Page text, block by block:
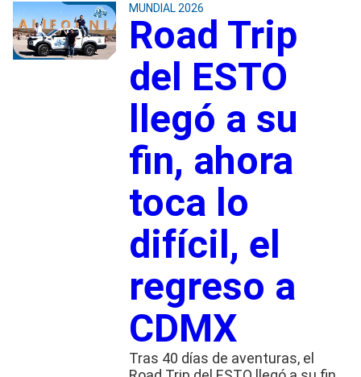
MUNDIAL 2026
Road Trip
del ESTO
llegó a su
fin, ahora
toca lo
difícil, el
regreso a
CDMX
Tras 40 días de aventuras, el